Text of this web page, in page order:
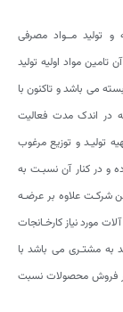
سال ۱۳۸۹ به منظور تهیه و تولید مــواد مصرفی
مواد اولیه تولید
می باشد و تاکنون با
در اندک مدت فعالیت
تولیـد و توزیع مرغوب
و در کنار آن نسبـت به
شرکـت علاوه بر عرضـه
مورد نیاز کارخـانجات
به مشتـری می باشد با
فروش محصولات نسبت